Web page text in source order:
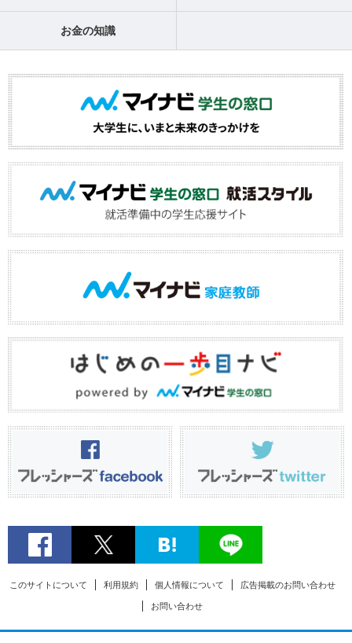
お金の知識
このサイトについて 利用規約 個人情報について 広告掲載のお問い合わせ
お問い合わせ